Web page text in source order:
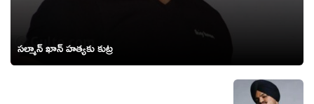
సల్మాన్ ఖాన్ హత్యకు కుట్ర